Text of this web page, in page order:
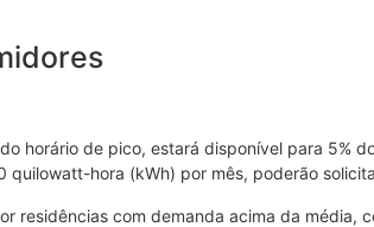
horário de pico, estará disponível para 5%
hora (kWh) por mês, poderão
residências com demanda acima da média,